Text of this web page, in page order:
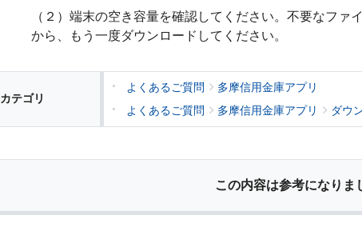
（２）端末の空き容量を確認してください。不要なファ
から、もう一度ダウンロードしてください。
カテゴリ
よくあるご質問
多摩信用金庫アプリ
よくあるご質問
多摩信用金庫アプリ ダウ
この内容は参考になりま